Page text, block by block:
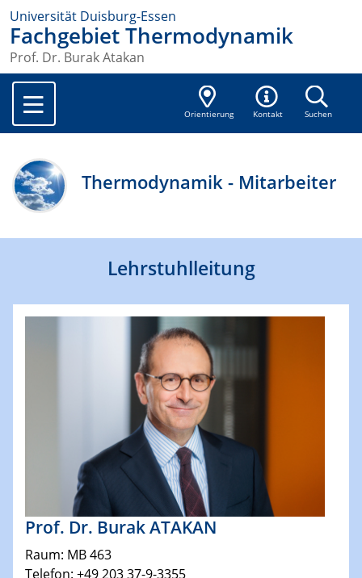
Universität Duisburg-Essen
Fachgebiet Thermodynamik
Prof. Dr. Burak Atakan
Orientierung Kontakt Suchen
Thermodynamik - Mitarbeiter
Lehrstuhlleitung
Prof. Dr. Burak ATAKAN
Raum: MB 463
Telefon: +49 203 37-9-3355